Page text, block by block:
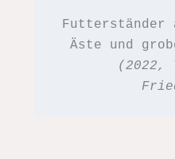
Futterständer
Äste und
(2022,